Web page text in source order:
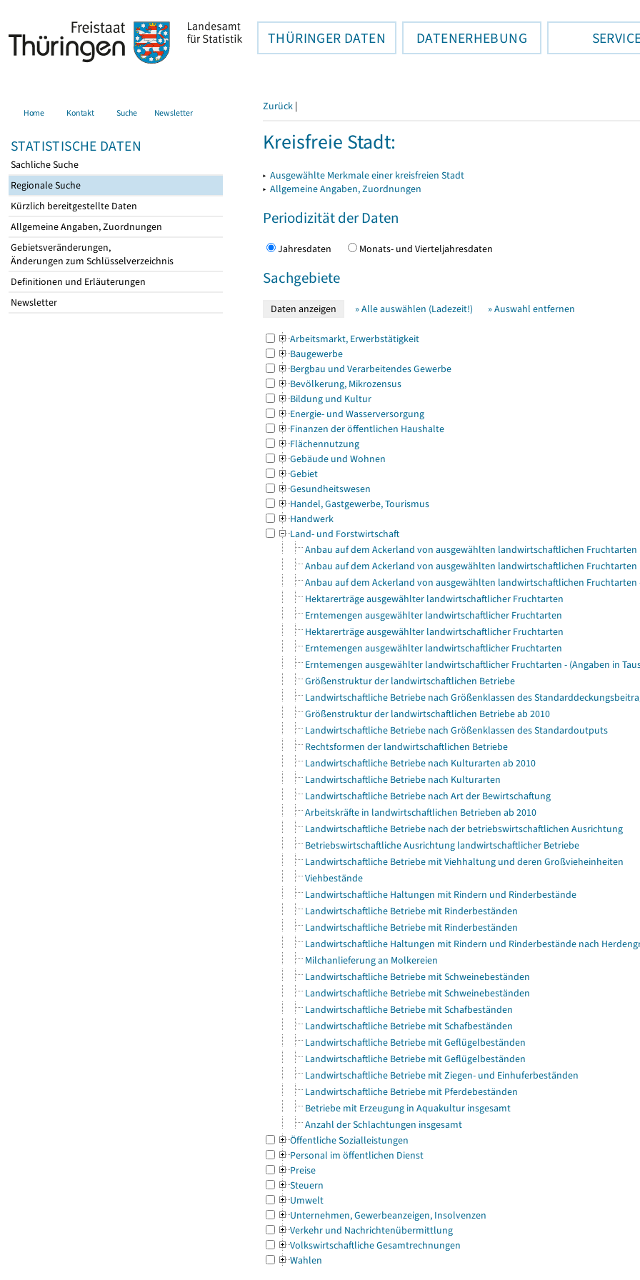
THÜRINGER DATEN DATENERHEBUNG
Home Kontakt Suche Newsletter
STATISTISCHE DATEN
Sachliche Suche
Regionale Suche
Kürzlich bereitgestellte Daten
Allgemeine Angaben, Zuordnungen
Gebietsveränderungen,
Änderungen zum Schlüsselverzeichnis
Definitionen und Erläuterungen
Newsletter
Zurück |
Kreisfreie Stadt:
▸ Ausgewählte Merkmale einer kreisfreien Stadt
▸ Allgemeine Angaben, Zuordnungen
Periodizität der Daten
Jahresdaten Monats- und Vierteljahresdaten
Sachgebiete
» Alle auswählen (Ladezeit!) » Auswahl entfernen
Arbeitsmarkt, Erwerbstätigkeit
Baugewerbe
Bergbau und Verarbeitendes Gewerbe
Bevölkerung, Mikrozensus
Bildung und Kultur
Energie- und Wasserversorgung
Finanzen der öffentlichen Haushalte
Flächennutzung
Gebäude und Wohnen
Gebiet
Gesundheitswesen
Handel, Gastgewerbe, Tourismus
Handwerk
Land- und Forstwirtschaft
Anbau auf dem Ackerland von ausgewählten landwirtschaftlichen Fruchtarten
Anbau auf dem Ackerland von ausgewählten landwirtschaftlichen Fruchtarten
Anbau auf dem Ackerland von ausgewählten landwirtschaftlichen Fruchtarten
Hektarerträge ausgewählter landwirtschaftlicher Fruchtarten
Erntemengen ausgewählter landwirtschaftlicher Fruchtarten
Hektarerträge ausgewählter landwirtschaftlicher Fruchtarten
Erntemengen ausgewählter landwirtschaftlicher Fruchtarten
Erntemengen ausgewählter landwirtschaftlicher Fruchtarten - (Angaben in
Größenstruktur der landwirtschaftlichen Betriebe
Landwirtschaftliche Betriebe nach Größenklassen des
Größenstruktur der landwirtschaftlichen Betriebe ab 2010
Landwirtschaftliche Betriebe nach Größenklassen des Standardoutputs
Rechtsformen der landwirtschaftlichen Betriebe
Landwirtschaftliche Betriebe nach Kulturarten ab 2010
Landwirtschaftliche Betriebe nach Kulturarten
Landwirtschaftliche Betriebe nach Art der Bewirtschaftung
Arbeitskräfte in landwirtschaftlichen Betrieben ab 2010
Landwirtschaftliche Betriebe nach der betriebswirtschaftlichen Ausrichtung
Betriebswirtschaftliche Ausrichtung landwirtschaftlicher Betriebe
Landwirtschaftliche Betriebe mit Viehhaltung und deren Großvieheinheiten
Viehbestände
Landwirtschaftliche Haltungen mit Rindern und Rinderbestände
Landwirtschaftliche Betriebe mit Rinderbeständen
Landwirtschaftliche Betriebe mit Rinderbeständen
Landwirtschaftliche Haltungen mit Rindern und Rinderbestände nach
Milchanlieferung an Molkereien
Landwirtschaftliche Betriebe mit Schweinebeständen
Landwirtschaftliche Betriebe mit Schweinebeständen
Landwirtschaftliche Betriebe mit Schafbeständen
Landwirtschaftliche Betriebe mit Schafbeständen
Landwirtschaftliche Betriebe mit Geflügelbeständen
Landwirtschaftliche Betriebe mit Geflügelbeständen
Landwirtschaftliche Betriebe mit Ziegen- und Einhuferbeständen
Landwirtschaftliche Betriebe mit Pferdebeständen
Betriebe mit Erzeugung in Aquakultur insgesamt
Anzahl der Schlachtungen insgesamt
Öffentliche Sozialleistungen
Personal im öffentlichen Dienst
Preise
Steuern
Umwelt
Unternehmen, Gewerbeanzeigen, Insolvenzen
Verkehr und Nachrichtenübermittlung
Volkswirtschaftliche Gesamtrechnungen
Wahlen